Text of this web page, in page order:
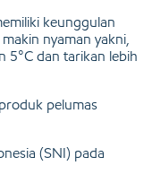
keunggulan
nyaman yakni,
5°C dan tarikan lebih
pelumas
(SNI) pada